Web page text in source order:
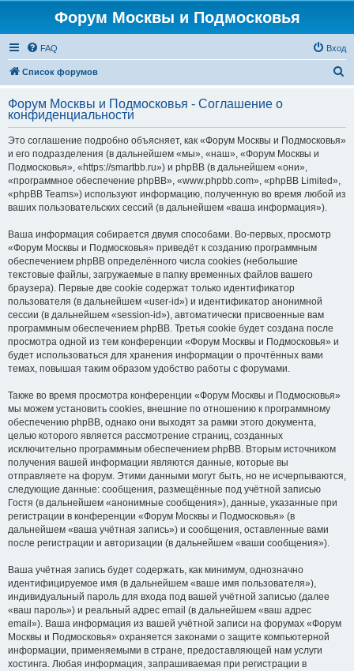
Форум Москвы и Подмосковья
FAQ Вход
Список форумов
с
Форум Москвы и Подмосковья - Соглашение о
конфиденциальности
Это соглашение подробно объясняет, как «Форум Москвы и Подмосковья»
и его подразделения (в дальнейшем «мы», «наш», «Форум Москвы и
Подмосковья», «https://smartbb.ru») и phpBB (в дальнейшем «они»,
«программное обеспечение phpBB», «www.phpbb.com», «phpBB Limited»,
«phpBB Teams») используют информацию, полученную во время любой из
ваших пользовательских сессий (в дальнейшем «ваша информация»).
Ваша информация собирается двумя способами. Во-первых, просмотр
«Форум Москвы и Подмосковья» приведёт к созданию программным
обеспечением phpBB определённого числа cookies (небольшие
текстовые файлы, загружаемые в папку временных файлов вашего
браузера). Первые две cookie содержат только идентификатор
пользователя (в дальнейшем «user-id») и идентификатор анонимной
сессии (в дальнейшем «session-id»), автоматически присвоенные вам
программным обеспечением phpBB. Третья cookie будет создана после
просмотра одной из тем конференции «Форум Москвы и Подмосковья» и
будет использоваться для хранения информации о прочтённых вами
темах, повышая таким образом удобство работы с форумами.
Также во время просмотра конференции «Форум Москвы и Подмосковья»
мы можем установить cookies, внешние по отношению к программному
обеспечению phpBB, однако они выходят за рамки этого документа,
целью которого является рассмотрение страниц, созданных
исключительно программным обеспечением phpBB. Вторым источником
получения вашей информации являются данные, которые вы
отправляете на форум. Этими данными могут быть, но не исчерпываются,
следующие данные: сообщения, размещённые под учётной записью
Гостя (в дальнейшем «анонимные сообщения»), данные, указанные при
регистрации в конференции «Форум Москвы и Подмосковья» (в
дальнейшем «ваша учётная запись») и сообщения, оставленные вами
после регистрации и авторизации (в дальнейшем «ваши сообщения»).
Ваша учётная запись будет содержать, как минимум, однозначно
идентифицируемое имя (в дальнейшем «ваше имя пользователя»),
индивидуальный пароль для входа под вашей учётной записью (далее
«ваш пароль») и реальный адрес email (в дальнейшем «ваш адрес
email»). Ваша информация из вашей учётной записи на форумах «Форум
Москвы и Подмосковья» охраняется законами о защите компьютерной
информации, применяемыми в стране, предоставляющей нам услуги
хостинга. Любая информация, запрашиваемая при регистрации в